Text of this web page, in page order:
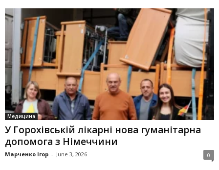
Медицина
У Горохівській лікарні нова гуманітарна
допомога з Німеччини
Марченко Ігор - June 3, 2026 0